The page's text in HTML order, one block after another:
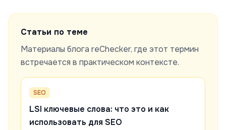
Статьи по теме
Материалы блога reChecker, где этот термин
встречается в практическом контексте.
SEO
LSI ключевые слова: что это и как
использовать для SEO